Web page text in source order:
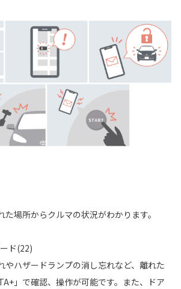
た場所からクルマの状況がわかります。
ド(22)
やハザードランプの消し忘れなど、離れた
」で確認、操作が可能です。また、ドア